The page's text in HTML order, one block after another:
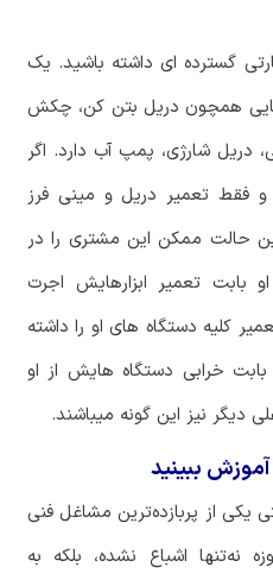
گسترده ای داشته باشید. یک
همچون دریل بتن کن، چکش
دریل شارژی، پمپ آب دارد. اگر
فقط تعمیر دریل و مینی فرز
حالت ممکن این مشتری را در
بابت تعمیر ابزارهایش اجرت
کلیه دستگاه های او را داشته
خرابی دستگاه هایش از او
دیگر نیز این گونه میباشند.
ببینید
یکی از پربازدهترین مشاغل فنی
نهتنها اشباع نشده، بلکه به